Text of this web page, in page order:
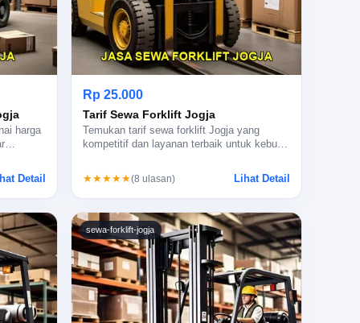
harga
Detail
Rp 25.000
Tarif Sewa Forklift Jogja
Temukan tarif sewa forklift Jogja yang
kompetitif dan layanan terbaik untuk kebu…
★★★★★(8 ulasan) Lihat Detail
sewa-forklift-jogja